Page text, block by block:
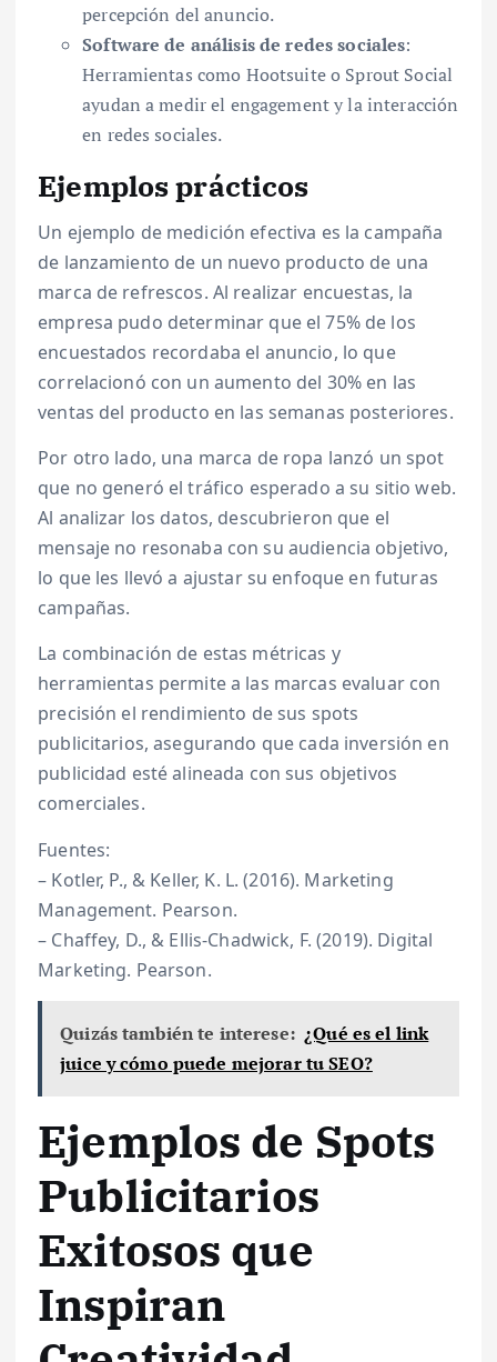
percepción del anuncio.
Software de análisis de redes sociales:
Herramientas como Hootsuite o Sprout Social
ayudan a medir el engagement y la interacción
en redes sociales.
Ejemplos prácticos
Un ejemplo de medición efectiva es la campaña
de lanzamiento de un nuevo producto de una
marca de refrescos. Al realizar encuestas, la
empresa pudo determinar que el 75% de los
encuestados recordaba el anuncio, lo que
correlacionó con un aumento del 30% en las
ventas del producto en las semanas posteriores.
Por otro lado, una marca de ropa lanzó un spot
que no generó el tráfico esperado a su sitio web.
Al analizar los datos, descubrieron que el
mensaje no resonaba con su audiencia objetivo,
lo que les llevó a ajustar su enfoque en futuras
campañas.
La combinación de estas métricas y
herramientas permite a las marcas evaluar con
precisión el rendimiento de sus spots
publicitarios, asegurando que cada inversión en
publicidad esté alineada con sus objetivos
comerciales.
Fuentes:
– Kotler, P., & Keller, K. L. (2016). Marketing
Management. Pearson.
– Chaffey, D., & Ellis-Chadwick, F. (2019). Digital
Marketing. Pearson.
Quizás también te interese: ¿Qué es el link
juice y cómo puede mejorar tu SEO?
Ejemplos de Spots
Publicitarios
Exitosos que
Inspiran